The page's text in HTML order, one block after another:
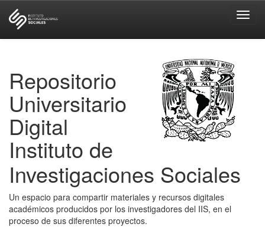
Repositorio
Universitario
Digital
Instituto de
Investigaciones Sociales
Un espacio para compartir materiales y recursos digitales
académicos producidos por los investigadores del IIS, en el
proceso de sus diferentes proyectos.